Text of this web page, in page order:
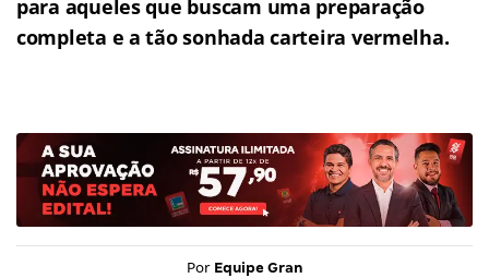
para aqueles que buscam uma preparação
completa e a tão sonhada carteira vermelha.
Por Equipe Gran